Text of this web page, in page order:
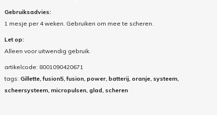
Gebruiksadvies:
1 mesje per 4 weken. Gebruiken om mee te scheren.
Let op:
Alleen voor uitwendig gebruik.
artikelcode: 8001090420671
tags: Gillette, fusion5, fusion, power, batterij, oranje, systeem,
scheersysteem, micropulsen, glad, scheren